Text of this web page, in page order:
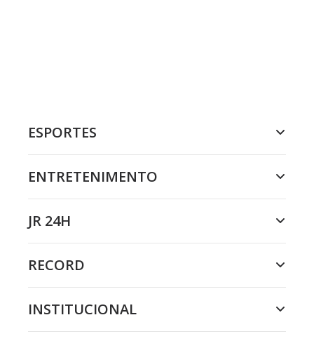
ESPORTES
ENTRETENIMENTO
JR 24H
RECORD
INSTITUCIONAL